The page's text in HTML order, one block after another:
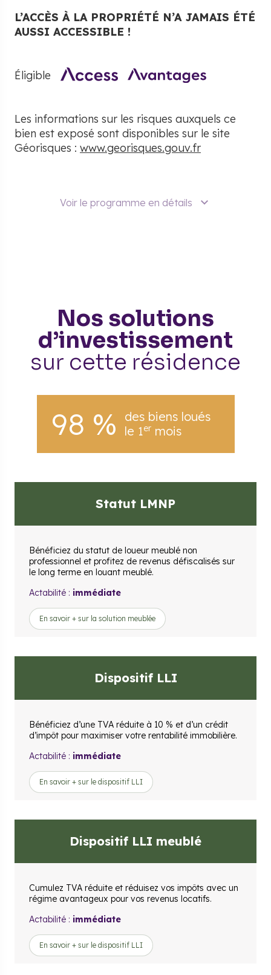
L’ACCÈS À LA PROPRIÉTÉ N’A JAMAIS ÉTÉ
AUSSI ACCESSIBLE !
Éligible
Les informations sur les risques auxquels ce
bien est exposé sont disponibles sur le site
Géorisques : www.georisques.gouv.fr
Voir le programme en détails
Nos solutions
d’investissement
sur cette résidence
98 %
des biens loués
le 1ermois
Statut LMNP
Bénéficiez du statut de loueur meublé non
professionnel et profitez de revenus défiscalisés sur
le long terme en louant meublé.
Actabilité : immédiate
En savoir + sur la solution meublée
Dispositif LLI
Bénéficiez d’une TVA réduite à 10 % et d’un crédit
d’impôt pour maximiser votre rentabilité immobilière.
Actabilité : immédiate
En savoir + sur le dispositif LLI
Dispositif LLI meublé
Cumulez TVA réduite et réduisez vos impôts avec un
régime avantageux pour vos revenus locatifs.
Actabilité : immédiate
En savoir + sur le dispositif LLI